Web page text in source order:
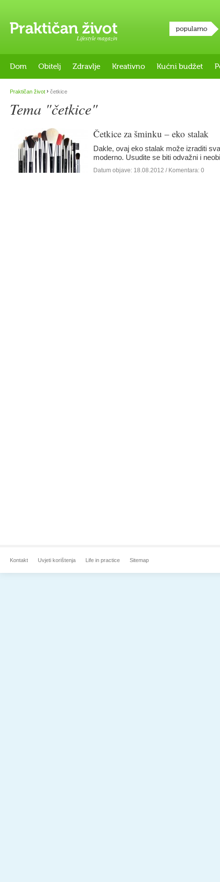
Lifestyle magazin
popularno
Dom Obitelj Zdravlje Kreativno Kućni budžet
Praktičan život › četkice
Tema "četkice"
Četkice za šminku – eko stalak
Dakle, ovaj eko stalak može izraditi
moderno. Usudite se biti odvažni i
Datum objave: 18.08.2012 / Komentara: 0
Kontakt Uvjeti korištenja Life in practice Sitemap